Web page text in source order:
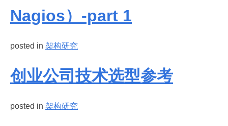
Nagios）-part 1
posted in 架构研究
创业公司技术选型参考
posted in 架构研究